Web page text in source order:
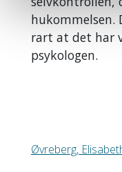
hukommelsen.
rart at det har
psykologen.
Øvreberg,